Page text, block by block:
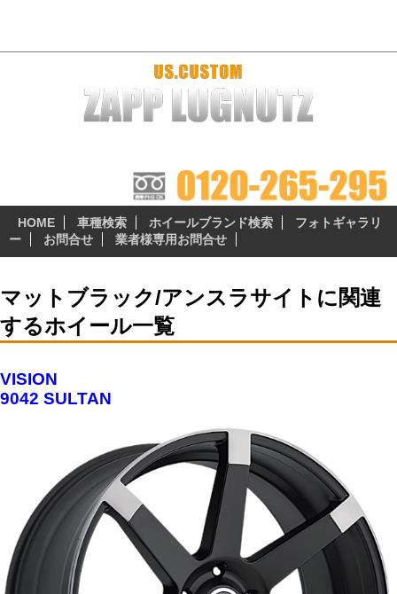
HOME 車種検索 ホイールブランド検索
フォトギャラリ
ー
お問合せ 業者様専用お問合せ
マットブラック/アンスラサイトに関連
するホイール一覧
VISION
9042 SULTAN